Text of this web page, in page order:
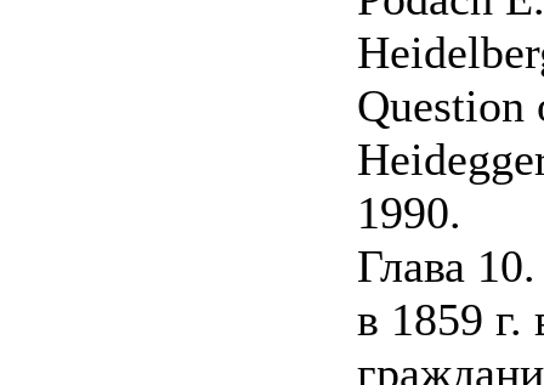
Question
1990.
Глава
в 1859 г.